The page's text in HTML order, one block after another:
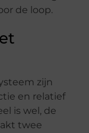
de loop.
zijn
en relatief
is wel, de
twee